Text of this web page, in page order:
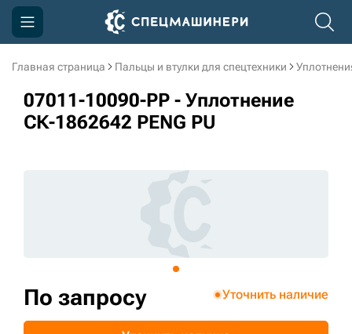
Главная страница Пальцы и втулки для спецтехники
07011-10090-PP - Уплотнение
СК-1862642 PENG PU
По запросу Уточнить наличие
Компания
Акции